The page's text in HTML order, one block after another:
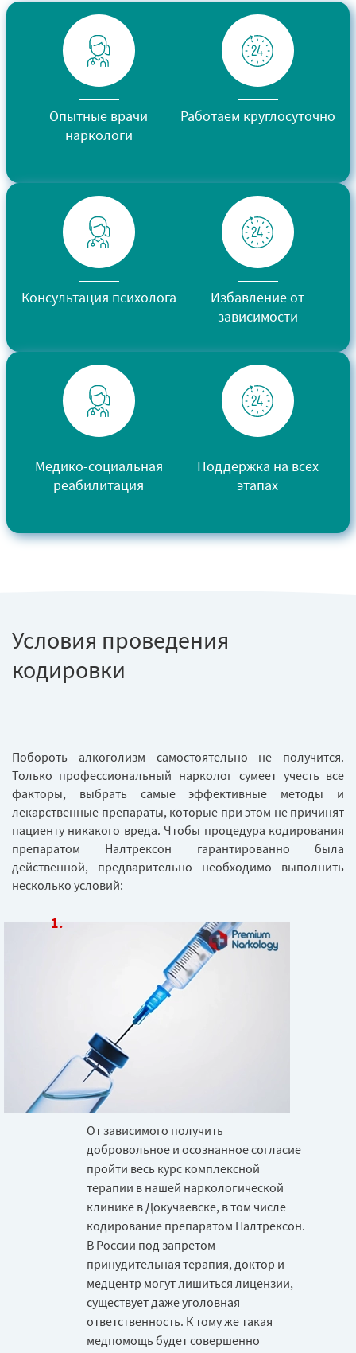
Опытные врачи
наркологи
Работаем круглосуточно
Консультация психолога
Избавление от
зависимости
Медико-социальная
реабилитация
Поддержка на всех
этапах
Условия проведения
кодировки
Побороть алкоголизм самостоятельно не получится.
Только профессиональный нарколог сумеет учесть все
факторы, выбрать самые эффективные методы и
лекарственные препараты, которые при этом не причинят
пациенту никакого вреда. Чтобы процедура кодирования
препаратом Налтрексон гарантированно была
действенной, предварительно необходимо выполнить
несколько условий:
От зависимого получить
добровольное и осознанное согласие
пройти весь курс комплексной
терапии в нашей наркологической
клинике в Докучаевске, в том числе
кодирование препаратом Налтрексон.
В России под запретом
принудительная терапия, доктор и
медцентр могут лишиться лицензии,
существует даже уголовная
ответственность. К тому же такая
медпомощь будет совершенно